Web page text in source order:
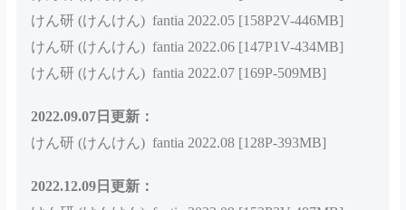
けん研 (けんけん) fantia 2021.10 [144P4V-472MB]
けん研 (けんけん) fantia 2021.11 [124P2V-380MB]
けん研 (けんけん) fantia 2021.12 [138P-345MB]
けん研 (けんけん) fantia 2022.02 [167P2V-572MB]
けん研 (けんけん) fantia 2022.03 [145P1V-483MB]
けん研 (けんけん) fantia 2022.05 [158P2V-446MB]